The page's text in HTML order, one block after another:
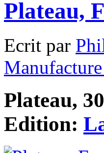
Plateau,
Ecrit par
Plateau,
Edition: